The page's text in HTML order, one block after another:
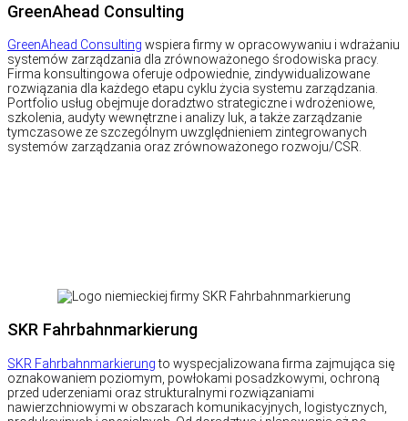
GreenAhead Consulting
GreenAhead Consulting wspiera firmy w opracowywaniu i wdrażaniu
systemów zarządzania dla zrównoważonego środowiska pracy.
Firma konsultingowa oferuje odpowiednie, zindywidualizowane
rozwiązania dla każdego etapu cyklu życia systemu zarządzania.
Portfolio usług obejmuje doradztwo strategiczne i wdrożeniowe,
szkolenia, audyty wewnętrzne i analizy luk, a także zarządzanie
tymczasowe ze szczególnym uwzględnieniem zintegrowanych
systemów zarządzania oraz zrównoważonego rozwoju/CSR.
SKR Fahrbahnmarkierung
SKR Fahrbahnmarkierungto wyspecjalizowana firma zajmująca się
oznakowaniem poziomym, powłokami posadzkowymi, ochroną
przed uderzeniami oraz strukturalnymi rozwiązaniami
nawierzchniowymi w obszarach komunikacyjnych, logistycznych,